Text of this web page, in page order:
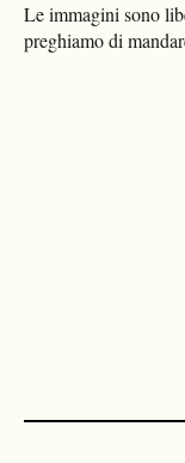
Le immagini sono
preghiamo di